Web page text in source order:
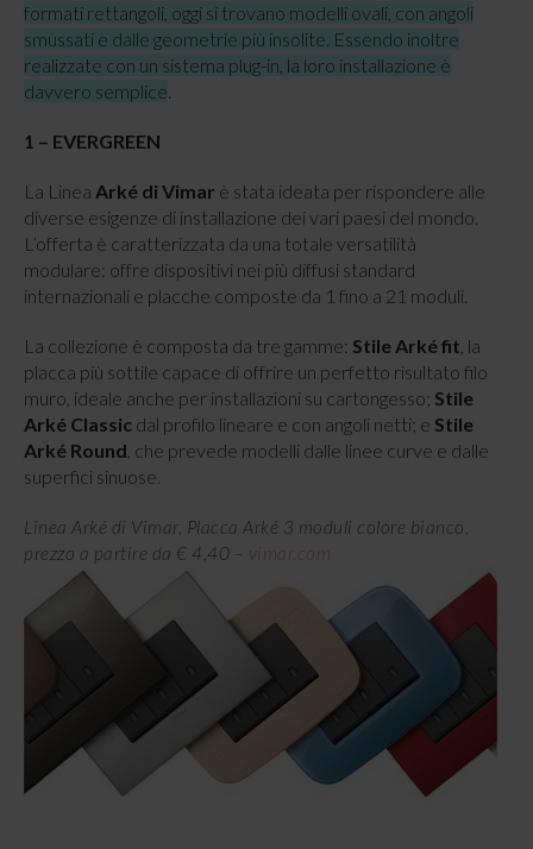
formati rettangoli, oggi si trovano modelli ovali, con angoli
smussati e dalle geometrie più insolite. Essendo inoltre
realizzate con un sistema plug-in, la loro installazione è
davvero semplice
1 – EVERGREEN
La Linea Arké di Vimar è stata ideata per rispondere alle
diverse esigenze di installazione dei vari paesi del mondo.
L’offerta è caratterizzata da una totale versatilità
modulare: offre dispositivi nei più diffusi standard
internazionali e placche composte da 1 fino a 21 moduli.
La collezione è composta da tre gamme: Stile Arké fit , la
placca più sottile capace di offrire un perfetto risultato filo
muro, ideale anche per installazioni su cartongesso; Stile
Arké Classic dal profilo lineare e con angoli netti; e Stile
Arké Round , che prevede modelli dalle linee curve e dalle
superfici sinuose.
Linea Arké di Vimar, Placca Arké 3 moduli colore bianco,
prezzo a partire da € 4,40 – vimar.com